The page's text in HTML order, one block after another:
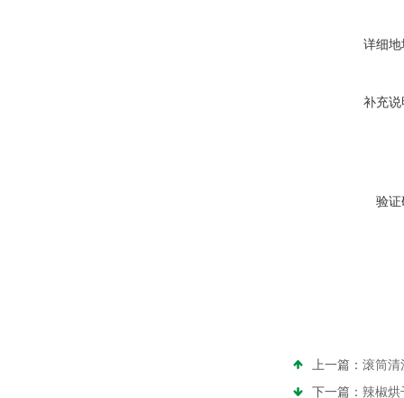
详细地
补充说
验证
上一篇： 滚筒清
下一篇： 辣椒烘